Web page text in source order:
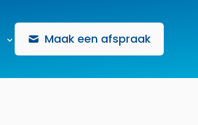
Maak een afspraak